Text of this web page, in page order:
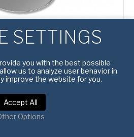
#4600017
(MM):
SETTINGS
you with the best possible
us to analyze user behavior in
improve the website for you.
Accept All
Options